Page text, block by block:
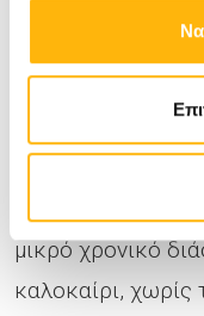
Να
Με βάση τα
αναρωτηθούμε αν
μικρό χρονικό
καλοκαίρι, χωρίς